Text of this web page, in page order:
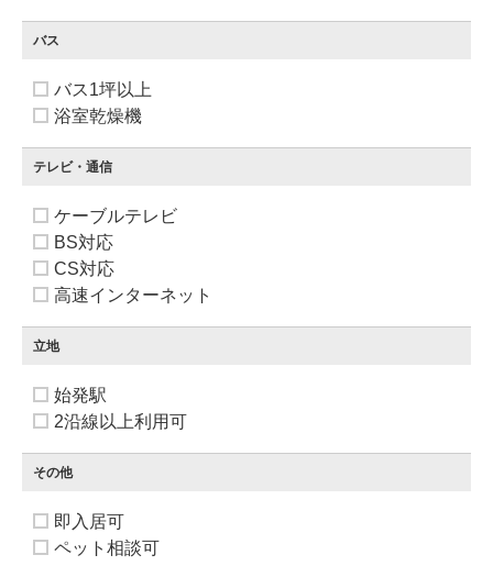
バス
バス1坪以上
浴室乾燥機
テレビ・通信
ケーブルテレビ
BS対応
CS対応
高速インターネット
立地
始発駅
2沿線以上利用可
その他
即入居可
ペット相談可